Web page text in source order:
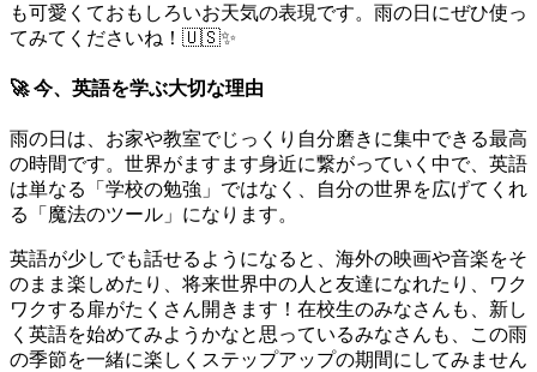
も可愛くておもしろいお天気の表現です。雨の日にぜひ使っ
てみてくださいね！🇺🇸✨
🚀 今、英語を学ぶ大切な理由
雨の日は、お家や教室でじっくり自分磨きに集中できる最高
の時間です。世界がますます身近に繋がっていく中で、英語
は単なる「学校の勉強」ではなく、自分の世界を広げてくれ
る「魔法のツール」になります。
英語が少しでも話せるようになると、海外の映画や音楽をそ
のまま楽しめたり、将来世界中の人と友達になれたり、ワク
ワクする扉がたくさん開きます！在校生のみなさんも、新し
く英語を始めてみようかなと思っているみなさんも、この雨
の季節を一緒に楽しくステップアップの期間にしてみません